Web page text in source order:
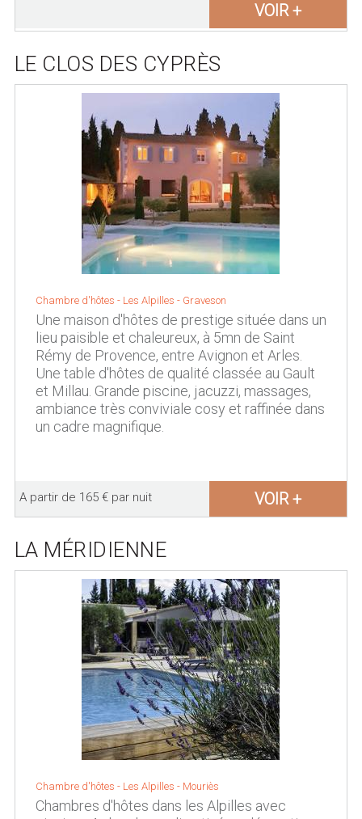
VOIR +
LE CLOS DES CYPRÈS
Chambre d'hôtes - Les Alpilles - Graveson
Une maison d'hôtes de prestige située dans un
lieu paisible et chaleureux, à 5mn de Saint
Rémy de Provence, entre Avignon et Arles.
Une table d'hôtes de qualité classée au Gault
et Millau. Grande piscine, jacuzzi, massages,
ambiance très conviviale cosy et raffinée dans
un cadre magnifique.
A partir de 165 € par nuit VOIR +
LA MÉRIDIENNE
Chambre d'hôtes - Les Alpilles - Mouriès
Chambres d'hôtes dans les Alpilles avec